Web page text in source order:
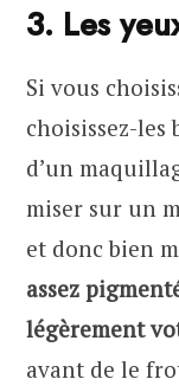
3. Les
Si vous
choisissez-les
d’un
miser sur un
et donc bien
assez
légèrement
avant de le